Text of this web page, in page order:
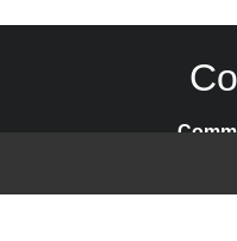
85,